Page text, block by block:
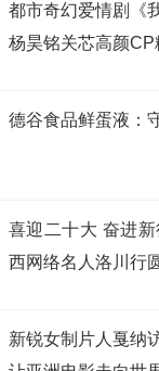
都市奇幻爱情剧《
杨昊铭关芯高颜CP
德谷食品鲜蛋液：
喜迎二十大 奋进
西网络名人洛川行
新锐女制片人戛纳